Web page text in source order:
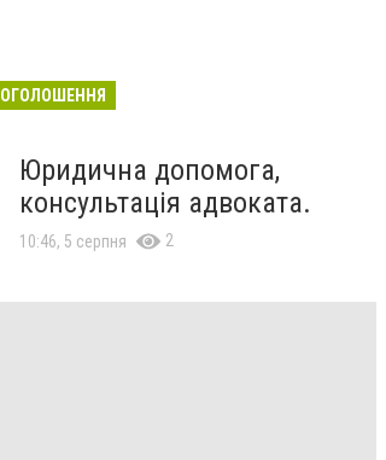
ОГОЛОШЕННЯ
Юридична допомога,
консультація адвоката.
10:46, 5 серпня 2